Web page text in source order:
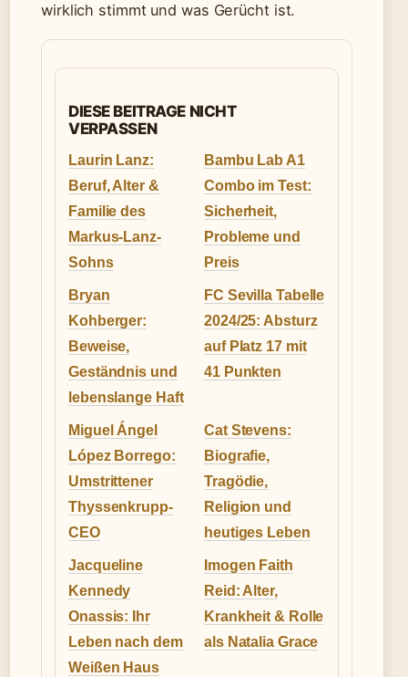
wirklich stimmt und was Gerücht ist.
DIESE BEITRAGE NICHT
VERPASSEN
Laurin Lanz:
Beruf, Alter &
Familie des
Markus-Lanz-
Sohns
Bambu Lab A1
Combo im Test:
Sicherheit,
Probleme und
Preis
Bryan
Kohberger:
Beweise,
Geständnis und
lebenslange Haft
FC Sevilla Tabelle
2024/25: Absturz
auf Platz 17 mit
41 Punkten
Miguel Ángel
López Borrego:
Umstrittener
Thyssenkrupp-
CEO
Cat Stevens:
Biografie,
Tragödie,
Religion und
heutiges Leben
Jacqueline
Kennedy
Onassis: Ihr
Leben nach dem
Weißen Haus
Imogen Faith
Reid: Alter,
Krankheit & Rolle
als Natalia Grace